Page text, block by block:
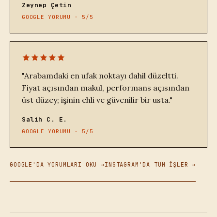
Zeynep Çetin
GOOGLE YORUMU · 5/5
"Arabamdaki en ufak noktayı dahil düzeltti.
Fiyat açısından makul, performans açısından
üst düzey; işinin ehli ve güvenilir bir usta."
Salih C. E.
GOOGLE YORUMU · 5/5
GOOGLE'DA YORUMLARI OKU →INSTAGRAM'DA TÜM İŞLER →